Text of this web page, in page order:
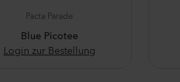
Pacta Parade
Blue Picotee
Login zur Bestellung